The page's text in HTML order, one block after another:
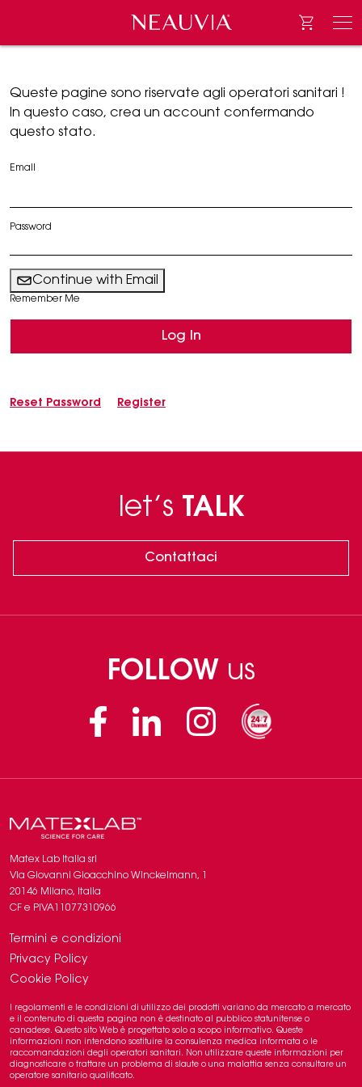
Neauvia Go to e-
Queste pagine sono riservate agli operatori sanitari !
In questo caso, crea un account confermando
questo stato.
Email
Password
Continue with Email
Remember Me
Reset Password Register
let’s TALK
Contattaci
FOLLOW us
FacebookLinkedin Instagram
Matex Lab Italia srl
​​Via Giovanni Gioacchino Winckelmann, 1
20146 Milano, Italia
CF e PIVA11077310966
Termini e condizioni
Privacy Policy
Cookie Policy
I regolamenti e le condizioni di utilizzo dei prodotti variano da mercato a mercato
e il contenuto di questa pagina non è destinato al pubblico statunitense o
canadese. Questo sito Web è progettato solo a scopo informativo. Queste
informazioni non intendono sostituire la consulenza medica informata o le
raccomandazioni degli operatori sanitari. Non utilizzare queste informazioni per
diagnosticare o trattare un problema di slaute o una malattia senza consultare un
operatore sanitario qualificato.